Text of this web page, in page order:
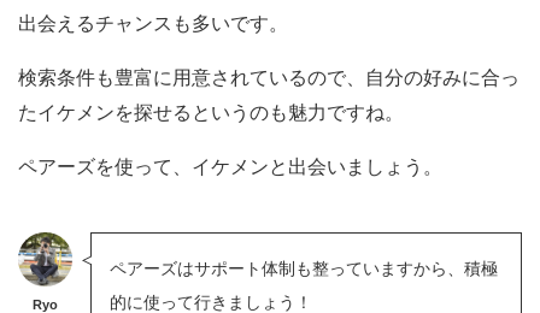
出会えるチャンスも多いです。
検索条件も豊富に用意されているので、自分の好みに合っ
たイケメンを探せるというのも魅力ですね。
ペアーズを使って、イケメンと出会いましょう。
Ryo
ペアーズはサポート体制も整っていますから、積極
的に使って行きましょう！